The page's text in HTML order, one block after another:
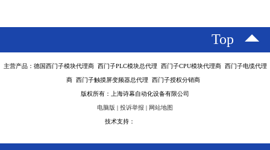
Top
主营产品：德国西门子模块代理商 西门子PLC模块总代理 西门子CPU模块代理商 西门子电缆代理
商 西门子触摸屏变频器总代理 西门子授权分销商
版权所有：上海诗幕自动化设备有限公司
电脑版 | 投诉举报 | 网站地图
技术支持：